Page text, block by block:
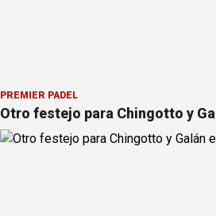
PREMIER PÁDEL
Otro festejo para Chingotto y